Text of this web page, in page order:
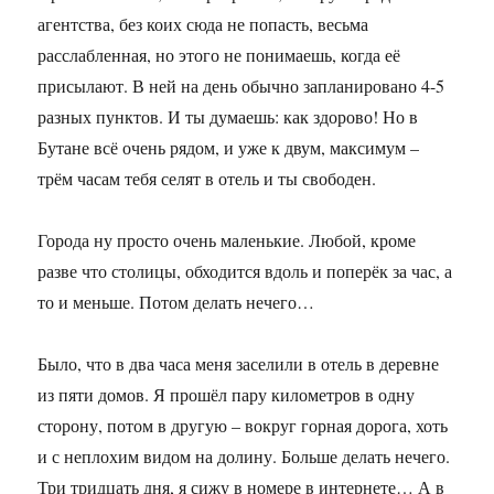
агентства, без коих сюда не попасть, весьма
расслабленная, но этого не понимаешь, когда её
присылают. В ней на день обычно запланировано 4-5
разных пунктов. И ты думаешь: как здорово! Но в
Бутане всё очень рядом, и уже к двум, максимум –
трём часам тебя селят в отель и ты свободен.
Города ну просто очень маленькие. Любой, кроме
разве что столицы, обходится вдоль и поперёк за час, а
то и меньше. Потом делать нечего…
Было, что в два часа меня заселили в отель в деревне
из пяти домов. Я прошёл пару километров в одну
сторону, потом в другую – вокруг горная дорога, хоть
и с неплохим видом на долину. Больше делать нечего.
Три тридцать дня, я сижу в номере в интернете… А в